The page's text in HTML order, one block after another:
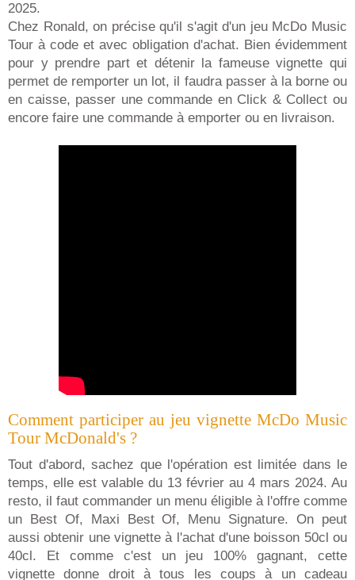
2025.
Chez Ronald, on précise qu'il s'agit d'un jeu McDo Music
Tour à code et avec obligation d'achat. Bien évidemment
pour y prendre part et détenir la fameuse vignette qui
permet de remporter un lot, il faudra passer à la borne ou
en caisse, passer une commande en Click & Collect ou
encore faire une commande à emporter ou en livraison.
Comment participer au jeu vignette McDo Music
Tour McDonald's ?
Tout d'abord, sachez que l'opération est limitée dans le
temps, elle est valable du 13 février au 4 mars 2024. Au
resto, il faut commander un menu éligible à l'offre comme
un Best Of, Maxi Best Of, Menu Signature. On peut
aussi obtenir une vignette à l'achat d'une boisson 50cl ou
40cl. Et comme c'est un jeu 100% gagnant, cette
vignette donne droit à tous les coups à un cadeau